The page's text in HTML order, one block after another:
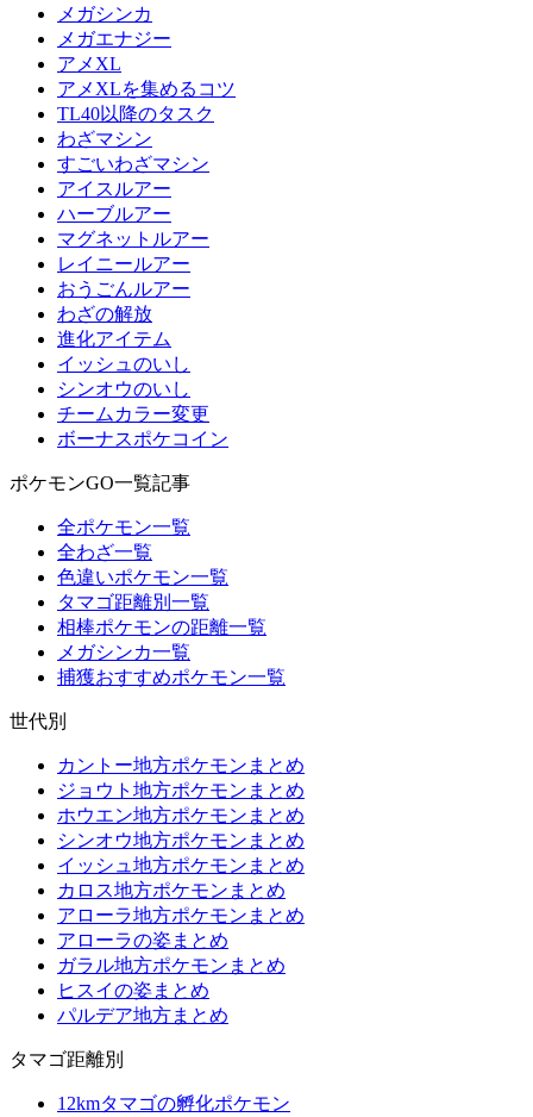
メガシンカ
メガエナジー
アメXL
アメXLを集めるコツ
TL40以降のタスク
わざマシン
すごいわざマシン
アイスルアー
ハーブルアー
マグネットルアー
レイニールアー
おうごんルアー
わざの解放
進化アイテム
イッシュのいし
シンオウのいし
チームカラー変更
ボーナスポケコイン
ポケモンGO一覧記事
全ポケモン一覧
全わざ一覧
色違いポケモン一覧
タマゴ距離別一覧
相棒ポケモンの距離一覧
メガシンカ一覧
捕獲おすすめポケモン一覧
世代別
カントー地方ポケモンまとめ
ジョウト地方ポケモンまとめ
ホウエン地方ポケモンまとめ
シンオウ地方ポケモンまとめ
イッシュ地方ポケモンまとめ
カロス地方ポケモンまとめ
アローラ地方ポケモンまとめ
アローラの姿まとめ
ガラル地方ポケモンまとめ
ヒスイの姿まとめ
パルデア地方まとめ
タマゴ距離別
12kmタマゴの孵化ポケモン